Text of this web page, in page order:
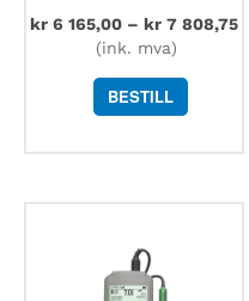
kr 6 165,00 – kr 7 808,75
(ink. mva)
BESTILL